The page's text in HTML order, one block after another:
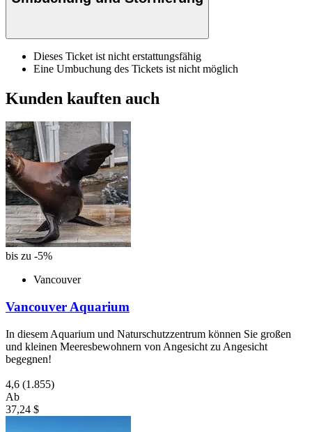
Dieses Ticket ist nicht erstattungsfähig
Eine Umbuchung des Tickets ist nicht möglich
Kunden kauften auch
bis zu -5%
Vancouver
Vancouver Aquarium
In diesem Aquarium und Naturschutzzentrum können Sie großen
und kleinen Meeresbewohnern von Angesicht zu Angesicht
begegnen!
4,6 (1.855)
Ab
37,24 $